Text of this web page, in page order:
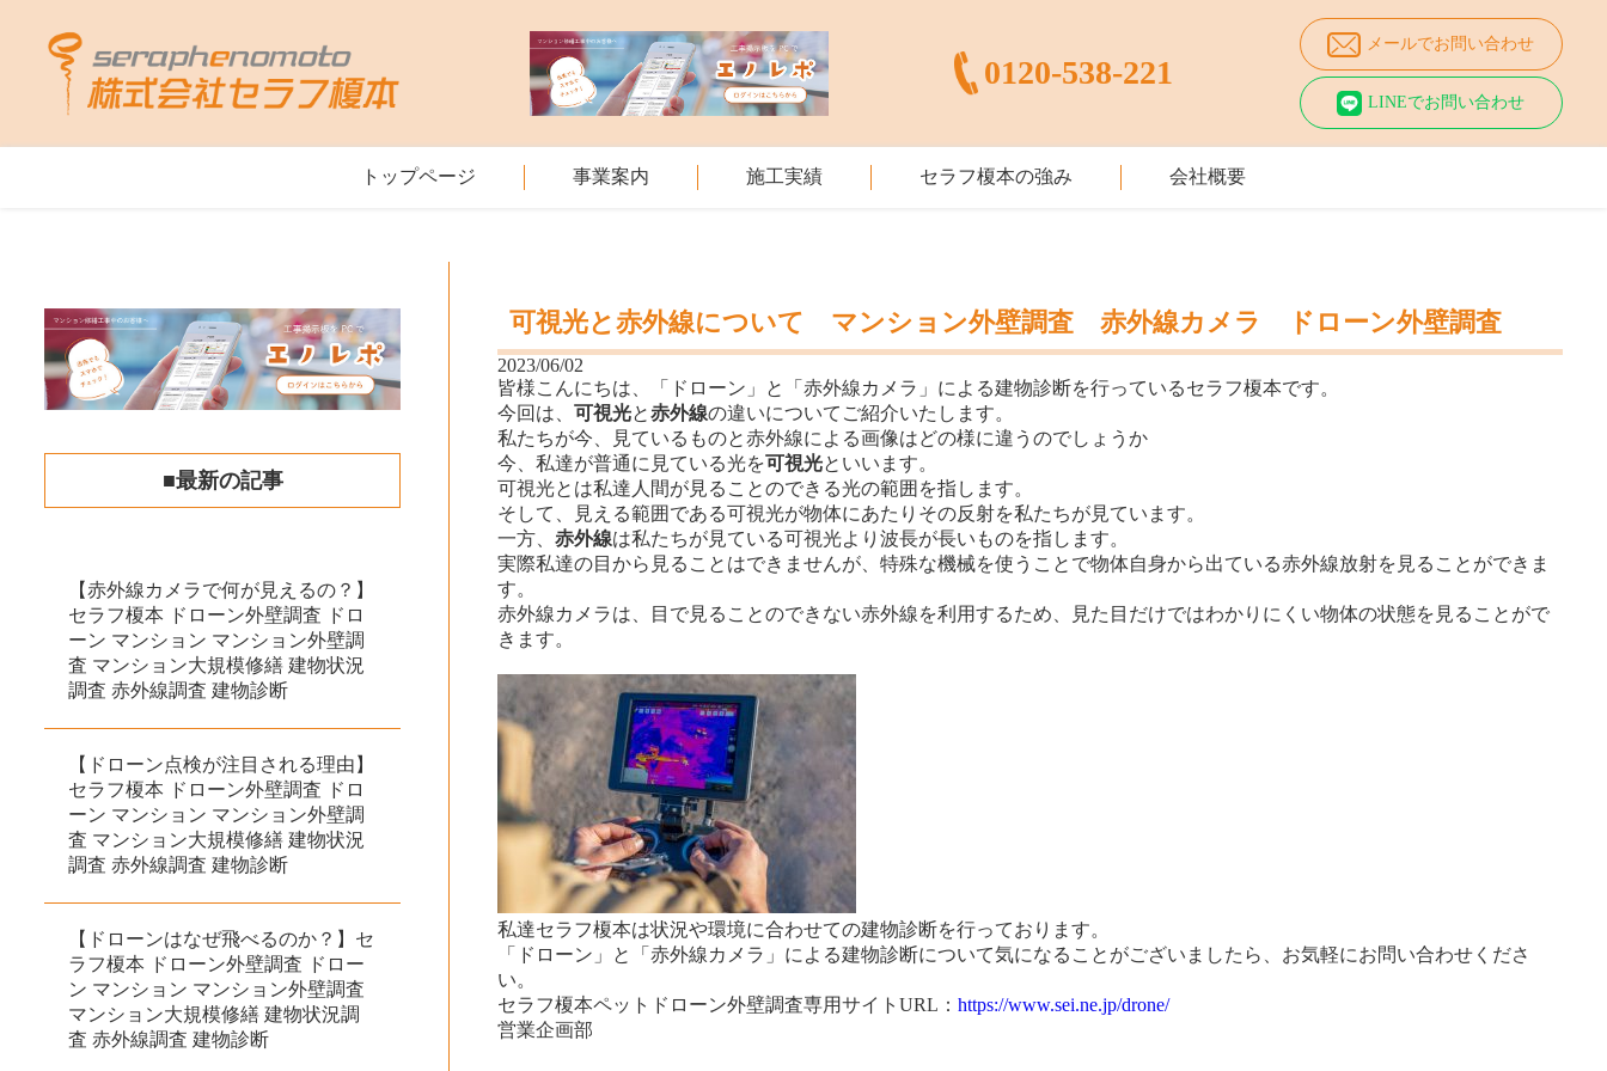
0120-538-221
メールでお問い合わせ
LINEでお問い合わせ
トップページ 事業案内 施工実績 セラフ榎本の強み 会社概要
■最新の記事
【赤外線カメラで何が見えるの？】
セラフ榎本 ドローン外壁調査 ドロ
ーン マンション マンション外壁調
査 マンション大規模修繕 建物状況
調査 赤外線調査 建物診断
【ドローン点検が注目される理由】
セラフ榎本 ドローン外壁調査 ドロ
ーン マンション マンション外壁調
査 マンション大規模修繕 建物状況
調査 赤外線調査 建物診断
【ドローンはなぜ飛べるのか？】セ
ラフ榎本 ドローン外壁調査 ドロー
ン マンション マンション外壁調査
マンション大規模修繕 建物状況調
査 赤外線調査 建物診断
可視光と赤外線について マンション外壁調査 赤外線カメラ ドローン外壁調査
2023/06/02
皆様こんにちは、「ドローン」と「赤外線カメラ」による建物診断を行っているセラフ榎本です。
今回は、可視光と赤外線の違いについてご紹介いたします。
私たちが今、見ているものと赤外線による画像はどの様に違うのでしょうか
今、私達が普通に見ている光を可視光といいます。
可視光とは私達人間が見ることのできる光の範囲を指します。
そして、見える範囲である可視光が物体にあたりその反射を私たちが見ています。
一方、赤外線は私たちが見ている可視光より波長が長いものを指します。
実際私達の目から見ることはできませんが、特殊な機械を使うことで物体自身から出ている赤外線放射を見ることができま
す。
赤外線カメラは、目で見ることのできない赤外線を利用するため、見た目だけではわかりにくい物体の状態を見ることがで
きます。
私達セラフ榎本は状況や環境に合わせての建物診断を行っております。
「ドローン」と「赤外線カメラ」による建物診断について気になることがございましたら、お気軽にお問い合わせくださ
い。
セラフ榎本ペットドローン外壁調査専用サイトURL：https://www.sei.ne.jp/drone/
営業企画部